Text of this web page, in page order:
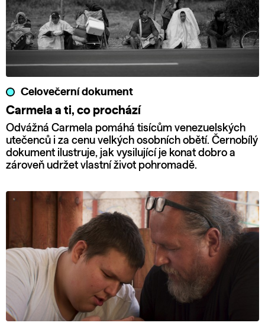
Celovečerní dokument
Carmela a ti, co prochází
Odvážná Carmela pomáhá tisícům venezuelských
utečenců i za cenu velkých osobních obětí. Černobílý
dokument ilustruje, jak vysilující je konat dobro a
zároveň udržet vlastní život pohromadě.